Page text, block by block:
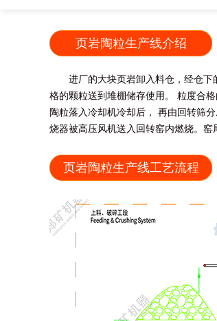
页岩陶粒生产线介绍
进厂的大块页岩卸入料仓，经仓
格的颗粒送到堆棚储存使用。 粒度合
陶粒落入冷却机冷却后， 再由回转筛
烧器被高压风机送入回转窑内燃烧。窑
页岩陶粒生产线工艺流程